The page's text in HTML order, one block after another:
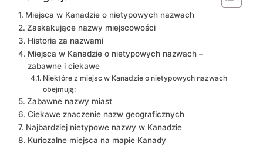
Miejsca w Kanadzie o⁣ nietypowych‍ nazwach
Zaskakujące nazwy miejscowości
Historia za nazwami
Miejsca w Kanadzie o nietypowych‌ nazwach –⁤
zabawne i ciekawe
Niektóre z⁣ miejsc ⁣w Kanadzie o nietypowych nazwach
obejmują:
Zabawne nazwy miast
Ciekawe ​znaczenie ​nazw ‌geograficznych
Najbardziej ⁢nietypowe nazwy w⁤ Kanadzie
Kuriozalne miejsca na ‌mapie ‍Kanady